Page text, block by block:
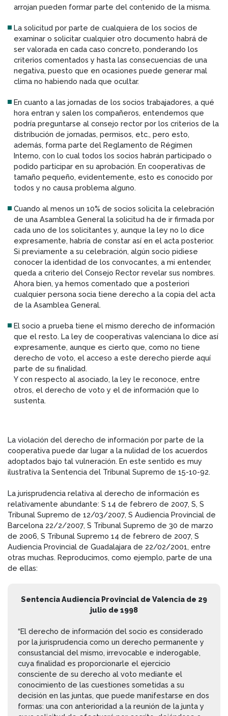
arrojan pueden formar parte del contenido de la misma.
La solicitud por parte de cualquiera de los socios de
examinar o solicitar cualquier otro documento habrá de
ser valorada en cada caso concreto, ponderando los
criterios comentados y hasta las consecuencias de una
negativa, puesto que en ocasiones puede generar mal
clima no habiendo nada que ocultar.
En cuanto a las jornadas de los socios trabajadores, a qué
hora entran y salen los compañeros, entendemos que
podría preguntarse al consejo rector por los criterios de la
distribución de jornadas, permisos, etc., pero esto,
además, forma parte del Reglamento de Régimen
Interno, con lo cual todos los socios habrán participado o
podido participar en su aprobación. En cooperativas de
tamaño pequeño, evidentemente, esto es conocido por
todos y no causa problema alguno.
Cuando al menos un 10% de socios solicita la celebración
de una Asamblea General la solicitud ha de ir firmada por
cada uno de los solicitantes y, aunque la ley no lo dice
expresamente, habría de constar así en el acta posterior.
Si previamente a su celebración, algún socio pidiese
conocer la identidad de los convocantes, a mi entender,
queda a criterio del Consejo Rector revelar sus nombres.
Ahora bien, ya hemos comentado que a posteriori
cualquier persona socia tiene derecho a la copia del acta
de la Asamblea General.
El socio a prueba tiene el mismo derecho de información
que el resto. La ley de cooperativas valenciana lo dice así
expresamente, aunque es cierto que, como no tiene
derecho de voto, el acceso a este derecho pierde aquí
parte de su finalidad.
Y con respecto al asociado, la ley le reconoce, entre
otros, el derecho de voto y el de información que lo
sustenta.
La violación del derecho de información por parte de la
cooperativa puede dar lugar a la nulidad de los acuerdos
adoptados bajo tal vulneración. En este sentido es muy
ilustrativa la Sentencia del Tribunal Supremo de 15-10-92.
La jurisprudencia relativa al derecho de información es
relativamente abundante: S 14 de febrero de 2007, S, S
Tribunal Supremo de 12/03/2007, S Audiencia Provincial de
Barcelona 22/2/2007, S Tribunal Supremo de 30 de marzo
de 2006, S Tribunal Supremo 14 de febrero de 2007, S
Audiencia Provincial de Guadalajara de 22/02/2001, entre
otras muchas. Reproducimos, como ejemplo, parte de una
de ellas:
Sentencia Audiencia Provincial de Valencia de 29
julio de 1998
“El derecho de información del socio es considerado
por la jurisprudencia como un derecho permanente y
consustancial del mismo, irrevocable e inderogable,
cuya finalidad es proporcionarle el ejercicio
consciente de su derecho al voto mediante el
conocimiento de las cuestiones sometidas a su
decisión en las juntas, que puede manifestarse en dos
formas: una con anterioridad a la reunión de la junta y